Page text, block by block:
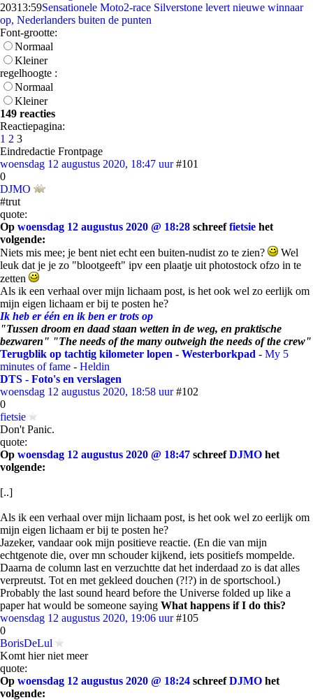
20313:59Sensationele Moto2-race Silverstone levert nieuwe winnaar
op, Nederlanders buiten de punten
Font-grootte:
Normaal
Kleiner
regelhoogte :
Normaal
Kleiner
149 reacties
Reactiepagina:
1 2 3
Eindredactie Frontpage
woensdag 12 augustus 2020, 18:47 uur #101
0
DJMO
#trut
quote:
Op woensdag 12 augustus 2020 @ 18:28 schreeffietsie het
volgende:
Niets mis mee; je bent niet echt een buiten-nudist zo te zien?
Wel
leuk dat je je zo "blootgeeft" ipv een plaatje uit photostock ofzo in te
zetten
Als ik een verhaal over mijn lichaam post, is het ook wel zo eerlijk om
mijn eigen lichaam er bij te posten he?
Ik heb er één en ik ben er trots op
"Tussen droom en daad staan wetten in de weg, en praktische
bezwaren" "The needs of the many outweigh the needs of the crew"
Terugblik op tachtig kilometer lopen - Westerborkpad - My 5
minutes of fame - Heldin
DTS - Foto's en verslagen
woensdag 12 augustus 2020, 18:58 uur #102
0
fietsie
Don't Panic.
quote:
Op woensdag 12 augustus 2020 @ 18:47 schreefDJMO het
volgende:
[..]
Als ik een verhaal over mijn lichaam post, is het ook wel zo eerlijk om
mijn eigen lichaam er bij te posten he?
Jazeker, vandaar ook mijn positieve reactie. (En die van mijn
echtgenote die, over mn schouder kijkend, iets positiefs mompelde.
Daarna de column last en verzuchtte dat het inderdaad zo is dat alles
verpreutst. Tot en met gekleed douchen (?!?) in de sportschool.)
Probably the last sound heard before the Universe folded up like a
paper hat would be someone saying What happens if I do this?
woensdag 12 augustus 2020, 19:06 uur #105
0
BorisDeLul
Komt hier niet meer
quote:
Op woensdag 12 augustus 2020 @ 18:24 schreefDJMO het
volgende: